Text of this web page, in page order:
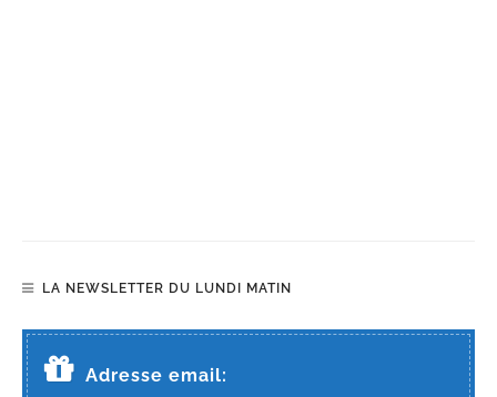
LA NEWSLETTER DU LUNDI MATIN
Adresse email: